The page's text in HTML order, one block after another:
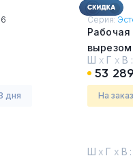
дня
Серия:
вырезом
Капучино
Ш х Г х В :
53
На заказ
Ш х Г х В